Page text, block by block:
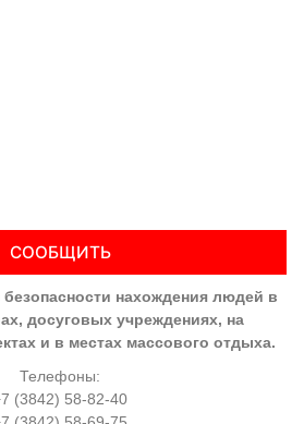
СООБЩИТЬ
нахождения людей в
досуговых учреждениях, на
и в местах массового отдыха.
Телефоны:
(3842) 58-82-40